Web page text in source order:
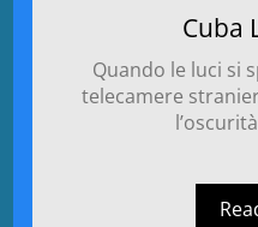
Cuba
Quando le luci si
telecamere